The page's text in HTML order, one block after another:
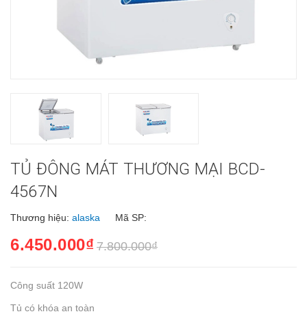
TỦ ĐÔNG MÁT THƯƠNG MẠI BCD-
4567N
Thương hiệu: alaska Mã SP:
6.450.000₫ 7.800.000₫
Công suất 120W
Tủ có khóa an toàn